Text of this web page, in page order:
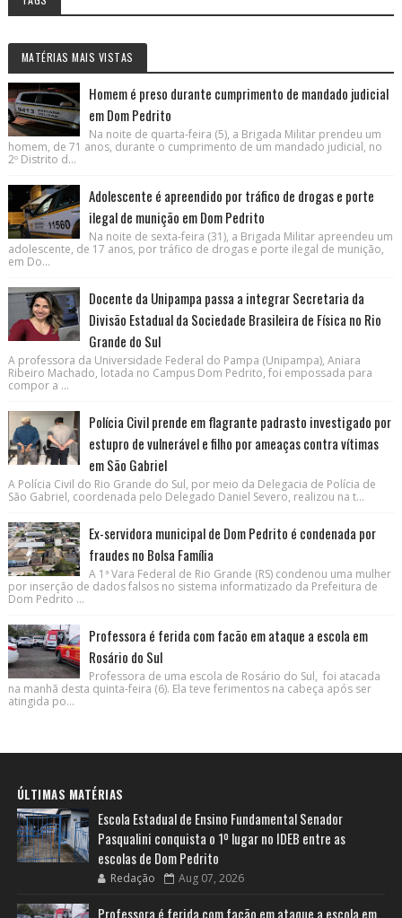
MATÉRIAS MAIS VISTAS
Homem é preso durante cumprimento de mandado judicial
em Dom Pedrito
Na noite de quarta-feira (5), a Brigada Militar prendeu um
homem, de 71 anos, durante o cumprimento de um mandado judicial, no
2º Distrito d...
Adolescente é apreendido por tráfico de drogas e porte
ilegal de munição em Dom Pedrito
Na noite de sexta-feira (31), a Brigada Militar apreendeu um
adolescente, de 17 anos, por tráfico de drogas e porte ilegal de munição,
em Do...
Docente da Unipampa passa a integrar Secretaria da
Divisão Estadual da Sociedade Brasileira de Física no Rio
Grande do Sul
A professora da Universidade Federal do Pampa (Unipampa), Aniara
Ribeiro Machado, lotada no Campus Dom Pedrito, foi empossada para
compor a ...
Polícia Civil prende em flagrante padrasto investigado por
estupro de vulnerável e filho por ameaças contra vítimas
em São Gabriel
A Polícia Civil do Rio Grande do Sul, por meio da Delegacia de Polícia de
São Gabriel, coordenada pelo Delegado Daniel Severo, realizou na t...
Ex-servidora municipal de Dom Pedrito é condenada por
fraudes no Bolsa Família
A 1ª Vara Federal de Rio Grande (RS) condenou uma mulher
por inserção de dados falsos no sistema informatizado da Prefeitura de
Dom Pedrito ...
Professora é ferida com facão em ataque a escola em
Rosário do Sul
Professora de uma escola de Rosário do Sul, foi atacada
na manhã desta quinta-feira (6). Ela teve ferimentos na cabeça após ser
atingida po...
ÚLTIMAS MATÉRIAS
Escola Estadual de Ensino Fundamental Senador
Pasqualini conquista o 1º lugar no IDEB entre as
escolas de Dom Pedrito
Redação Aug 07, 2026
Professora é ferida com facão em ataque a escola em